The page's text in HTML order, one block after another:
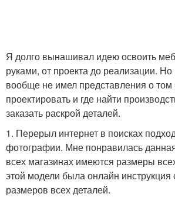
Я долго вынашивал идею освоить
руками, от проекта до реализации.
вообще не имел представления о том
проектировать и где найти
заказать раскрой деталей.
1. Перерыл интернет в поисках
фотографии. Мне понравилась
всех магазинах имеются размеры
этой модели была онлайн инструкция
размеров всех деталей.